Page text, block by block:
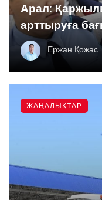
Арал:
арттыруға
Ержан Қожас
ЖАҢАЛЫҚТАР